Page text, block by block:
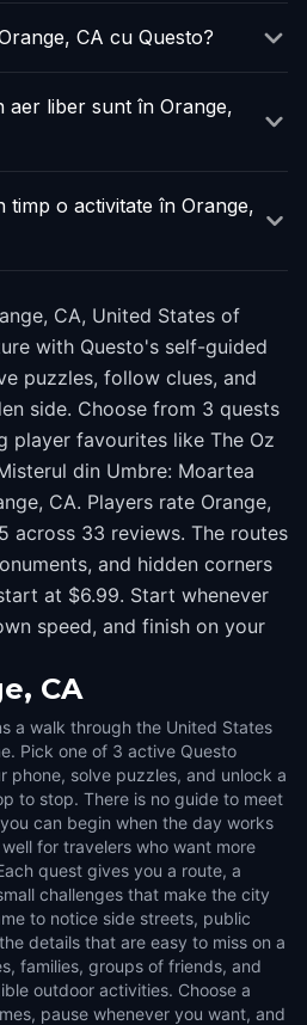
CA cu Questo?
aer liber sunt în Orange,
timp o activitate în Orange,
CA, United States of
with Questo's self-guided
puzzles, follow clues, and
side. Choose from 3 quests
player favourites like The Oz
din Umbre: Moartea
CA. Players rate Orange,
across 33 reviews. The routes
and hidden corners
at $6.99. Start whenever
speed, and finish on your
CA
a walk through the United States
Pick one of 3 active Questo
phone, solve puzzles, and unlock a
to stop. There is no guide to meet
can begin when the day works
for travelers who want more
quest gives you a route, a
challenges that make the city
to notice side streets, public
details that are easy to miss on a
families, groups of friends, and
outdoor activities. Choose a
pause whenever you want, and